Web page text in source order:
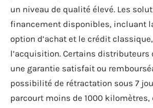
un niveau de qualité élevé. Les
financement disponibles, incluant
option d’achat et le crédit
l’acquisition. Certains distributeurs
une garantie satisfait ou
possibilité de rétractation sous 7
parcourt moins de 1000